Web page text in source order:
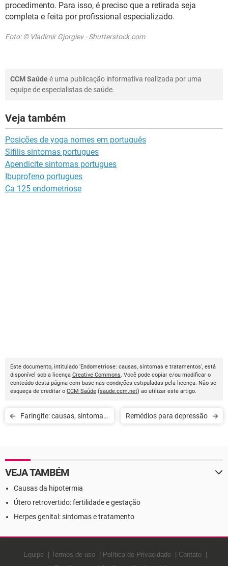
procedimento. Para isso, é preciso que a retirada seja
completa e feita por profissional especializado.
Foto: © Vladimir Gjorgiev - Shutterstock.com
CCM Saúdeé uma publicação informativa realizada por uma
equipe de especialistas de saúde.
Veja também
Posições de yoga nomes em português
Sifilis sintomas portugues
Apendicite sintomas portugues
Ibuprofeno portugues
Ca 125 endometriose
Este documento, intitulado 'Endometriose: causas, sintomas e tratamentos', está
disponível sob a licença Creative Commons. Você pode copiar e/ou modificar o
conteúdo desta página com base nas condições estipuladas pela licença. Não se
esqueça de creditar o CCM Saúde (saude.ccm.net) ao utilizar este artigo.
Faringite: causas, sintomas
Remédios para depressão
VEJA TAMBÉM
Causas da hipotermia
Útero retrovertido: fertilidade e gestação
Herpes genital: sintomas e tratamento
Equipe Termos de uso Política de Privacidade
Contato